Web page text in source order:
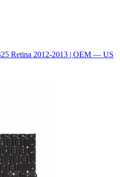
Retina 2012-2013 | OEM — US